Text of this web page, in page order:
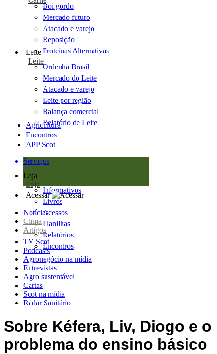
Boi gordo
Mercado futuro
Atacado e varejo
Reposição
Proteínas Alternativas
Leite
Leite
Ordenha Brasil
Mercado do Leite
Atacado e varejo
Leite por região
Balança comercial
Relatório de Leite
Agricultura
Encontros
APP Scot
Serviços
Loja
Loja
Informativos
Livros
Acessos
Planilhas
Relatórios
Encontros
Acessar
Notícias
Clima
Artigos
TV Scot
Podcasts
Agronegócio na mídia
Entrevistas
Agro sustentável
Cartas
Scot na mídia
Radar Sanitário
Sobre Kéfera, Liv, Diogo e o
problema do ensino básico